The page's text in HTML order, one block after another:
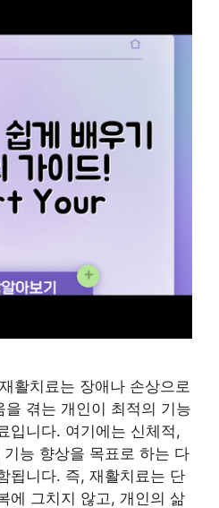
활치료는 장애나 손상으로
을 겪는 개인이 최적의 기능
입니다. 여기에는 신체적,
능 향상을 목표로 하는 다
됩니다. 즉, 재활치료는 단
에 그치지 않고, 개인의 삶